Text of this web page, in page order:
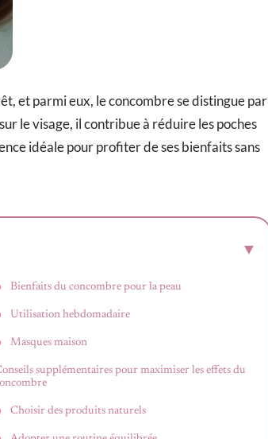
et parmi eux, le concombre se distingue par
le visage, il contribue à réduire les poches
idéale pour profiter de ses bienfaits sans
Bienfaits du concombre pour la peau
Utilisation hebdomadaire
Masques maison
supplémentaires pour maximiser les effets du
Choisir des produits naturels